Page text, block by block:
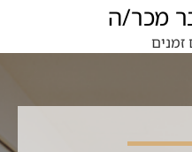
מכר/ה
זמנים